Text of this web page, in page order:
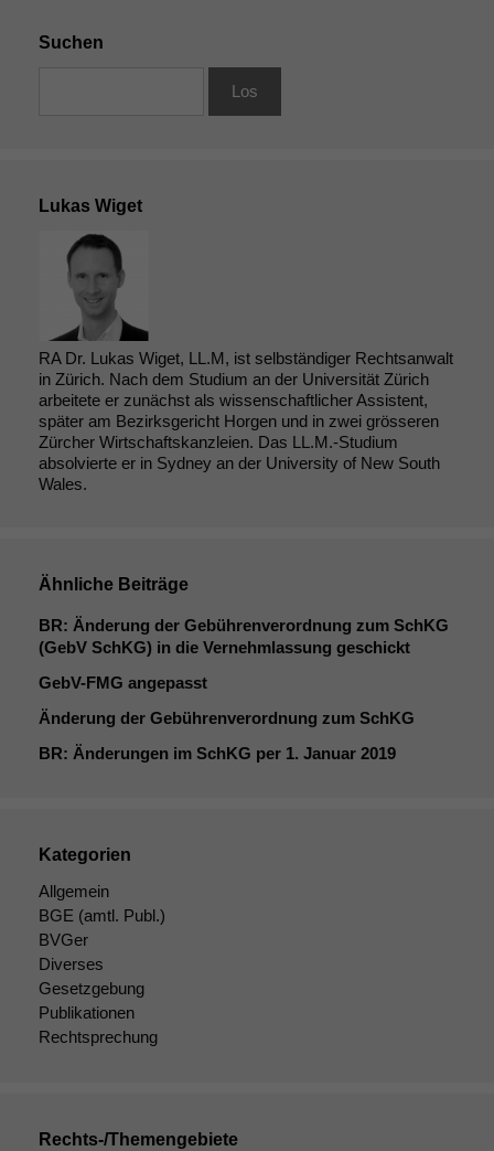
Suchen
Lukas Wiget
RA Dr. Lukas Wiget, LL.M, ist selbständiger Rechtsanwalt
in Zürich. Nach dem Studium an der Universität Zürich
arbeitete er zunächst als wissenschaftlicher Assistent,
später am Bezirksgericht Horgen und in zwei grösseren
Zürcher Wirtschaftskanzleien. Das LL.M.-Studium
absolvierte er in Sydney an der University of New South
Wales.
Ähnliche Beiträge
BR: Änderung der Gebührenverordnung zum SchKG
(GebV SchKG) in die Vernehmlassung geschickt
GebV-FMG angepasst
Änderung der Gebührenverordnung zum SchKG
BR: Änderungen im SchKG per 1. Januar 2019
Kategorien
Allgemein
BGE (amtl. Publ.)
BVGer
Diverses
Gesetzgebung
Publikationen
Rechtsprechung
Rechts-/Themengebiete